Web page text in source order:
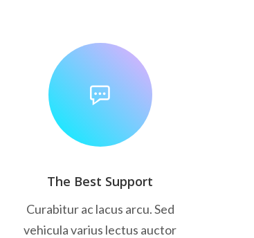
The Best Support
Curabitur ac lacus arcu. Sed
vehicula varius lectus auctor